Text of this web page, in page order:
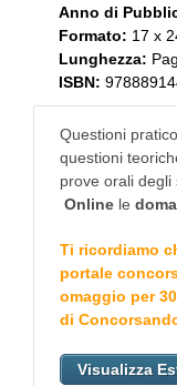
Anno di
Formato: 17 x
Lunghezza:
ISBN:
Questioni
questioni
prove orali degli
Online le
Ti ricordiamo
portale
omaggio per
di
Visualizza